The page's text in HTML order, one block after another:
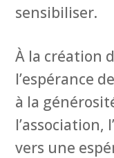
sensibiliser.
À la création
l’espérance
à la
l’association,
vers une